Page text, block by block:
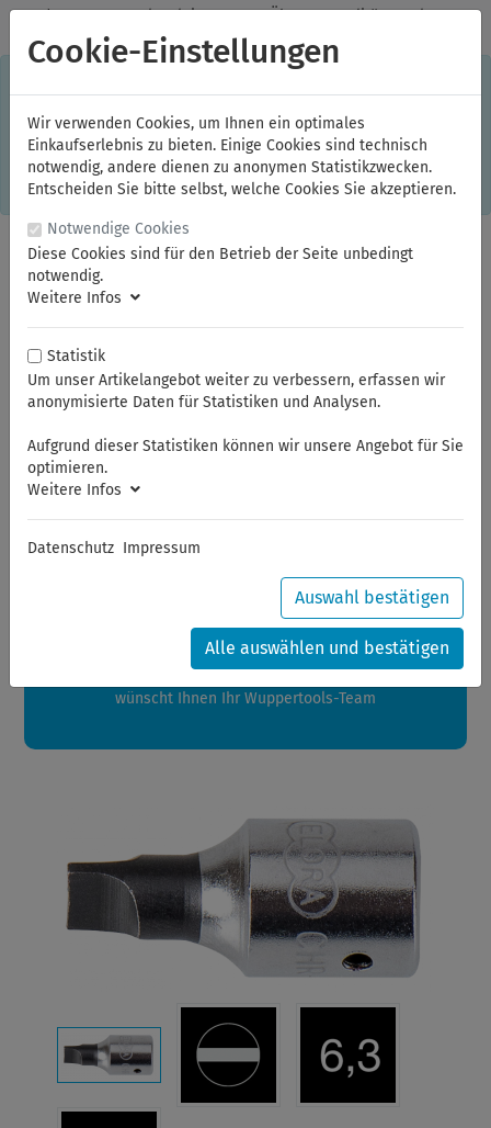
✓Jeden Monat starke Aktionen ✓Über 20 Qualitätsmarken ✓
Kostenlose Lieferung im Inland ab 150,00 Euro Bruttowarenwert
Einkaufserlebnis. Dabei werden beispielsweise die Session-
Informationen oder die Spracheinstellung auf Ihrem Rechner
gespeichert. Ohne Cookies ist der Funktionsumfang des
Online-Shops eingeschränkt. Sind Sie damit nicht
einverstanden, klicken Sie bitte hier.
Steckschlüssel-Sortiment 1/4"
Steckschlüssel-Einsätze 1/4"
Sommerferien
zwischen 28.07.2026 und 21.08.2026 machen auch wir
Ihre Bestellungen in diesem Zeitraum werden ab dem
24.08.2026 verschickt.
wünscht Ihnen Ihr Wuppertools-Team
Cookie-Einstellungen
Wir verwenden Cookies, um Ihnen ein optimales
Einkaufserlebnis zu bieten. Einige Cookies sind technisch
notwendig, andere dienen zu anonymen Statistikzwecken.
Entscheiden Sie bitte selbst, welche Cookies Sie akzeptieren.
Notwendige Cookies
Diese Cookies sind für den Betrieb der Seite unbedingt
notwendig.
Weitere Infos
Statistik
Um unser Artikelangebot weiter zu verbessern, erfassen wir
anonymisierte Daten für Statistiken und Analysen.
Aufgrund dieser Statistiken können wir unsere Angebot für Sie
optimieren.
Weitere Infos
Datenschutz Impressum
Auswahl bestätigen
Alle auswählen und bestätigen